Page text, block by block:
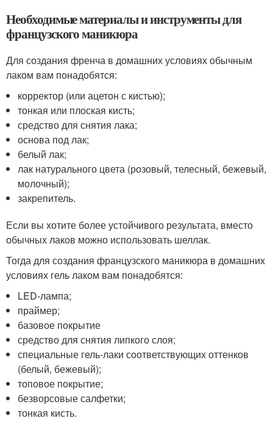
Необходимые материалы и инструменты для
французского маникюра
Для создания френча в домашних условиях обычным
лаком вам понадобятся:
корректор (или ацетон с кистью);
тонкая или плоская кисть;
средство для снятия лака;
основа под лак;
белый лак;
лак натурального цвета (розовый, телесный, бежевый,
молочный);
закрепитель.
Если вы хотите более устойчивого результата, вместо
обычных лаков можно использовать шеллак.
Тогда для создания французского маникюра в домашних
условиях гель лаком вам понадобятся:
LED-лампа;
праймер;
базовое покрытие
средство для снятия липкого слоя;
специальные гель-лаки соответствующих оттенков
(белый, бежевый);
топовое покрытие;
безворсовые салфетки;
тонкая кисть.